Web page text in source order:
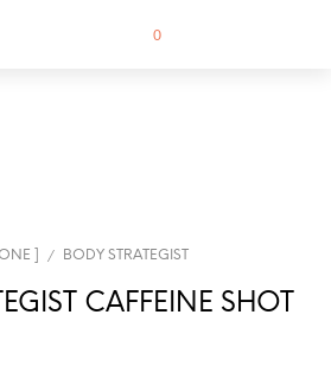
0
] / BODY STRATEGIST
CAFFEINE SHOT